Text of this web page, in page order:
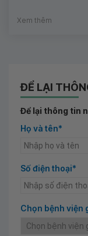
Xem thêm
ĐỂ LẠI
Để lại thông tin
Họ và tên*
Số điện thoại*
Chọn bệnh viện